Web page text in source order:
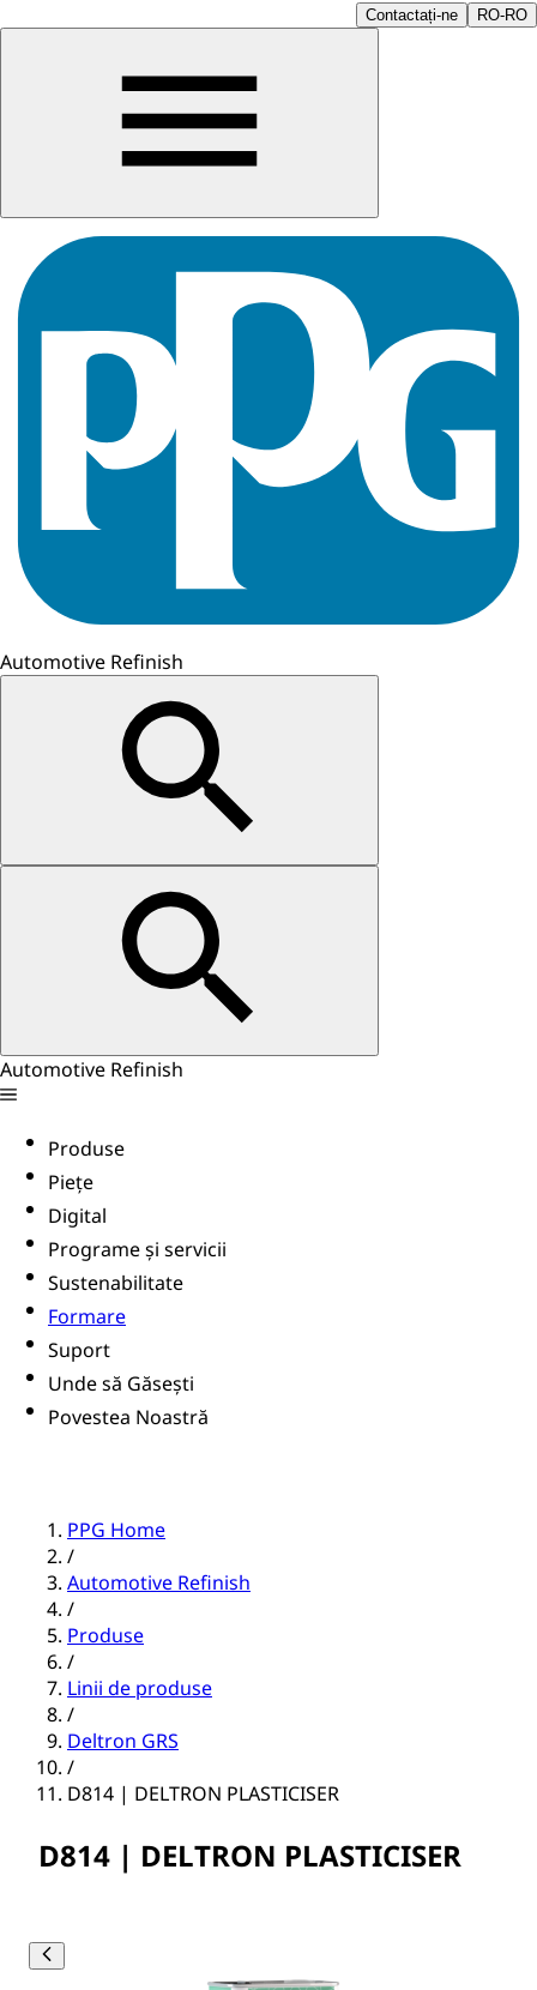
Contactați-ne RO-RO
Automotive Refinish
Automotive Refinish
Produse
Piețe
Digital
Programe și servicii
Sustenabilitate
Formare
Suport
Unde să Găsești
Povestea Noastră
PPG Home
/
Automotive Refinish
/
Produse
/
Linii de produse
/
Deltron GRS
/
D814 | DELTRON PLASTICISER
D814 | DELTRON PLASTICISER